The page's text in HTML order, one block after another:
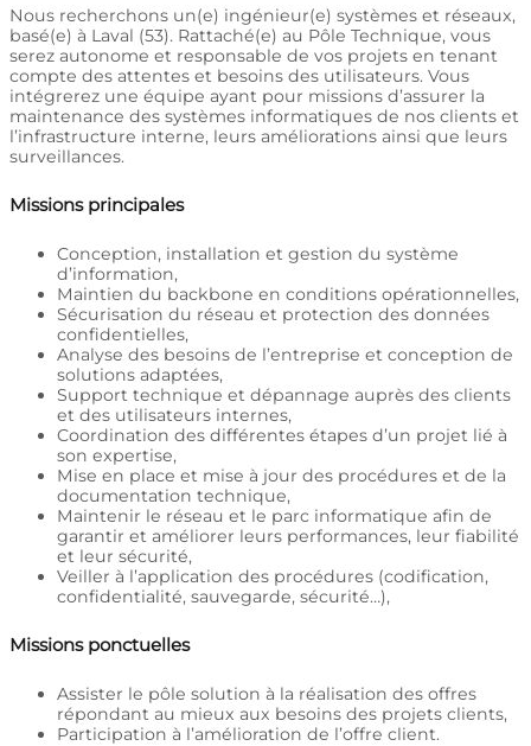
Nous recherchons un(e) ingénieur(e) systèmes et réseaux,
basé(e) à Laval (53). Rattaché(e) au Pôle Technique, vous
serez autonome et responsable de vos projets en tenant
compte des attentes et besoins des utilisateurs. Vous
intégrerez une équipe ayant pour missions d’assurer la
maintenance des systèmes informatiques de nos clients et
l’infrastructure interne, leurs améliorations ainsi que leurs
surveillances.
Missions principales
Conception, installation et gestion du système
d’information,
Maintien du backbone en conditions opérationnelles,
Sécurisation du réseau et protection des données
confidentielles,
Analyse des besoins de l’entreprise et conception de
solutions adaptées,
Support technique et dépannage auprès des clients
et des utilisateurs internes,
Coordination des différentes étapes d’un projet lié à
son expertise,
Mise en place et mise à jour des procédures et de la
documentation technique,
Maintenir le réseau et le parc informatique afin de
garantir et améliorer leurs performances, leur fiabilité
et leur sécurité,
Veiller à l’application des procédures (codification,
confidentialité, sauvegarde, sécurité…),
Missions ponctuelles
Assister le pôle solution à la réalisation des offres
répondant au mieux aux besoins des projets clients,
Participation à l’amélioration de l’offre client.